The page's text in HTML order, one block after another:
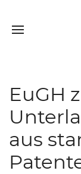
EuGH
aus